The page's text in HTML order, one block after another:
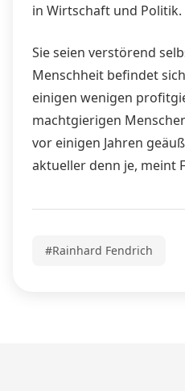
in Wirtschaft und Politik.
Sie seien verstörend
Menschheit befindet
einigen wenigen
machtgierigen
vor einigen Jahren
aktueller denn je, meint
#Rainhard Fendrich